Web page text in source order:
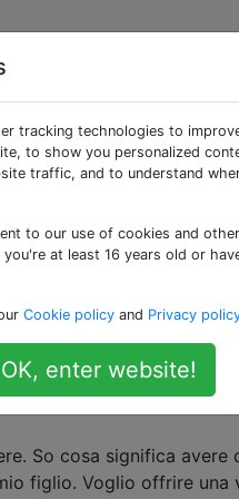
child»
di mio
al di là del terrore di mio
avrei potuto essere
posso
So cosa significa avere
figlio. Voglio offrire una
tracking technologies to
to show you personalized
traffic, and to understand
to our use of cookies and
at least 16 years old or
Cookie policy and Privacy
OK, enter website!